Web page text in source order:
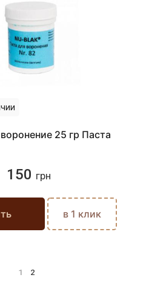
25 гр Паста
150 грн
в 1 клик
1 2